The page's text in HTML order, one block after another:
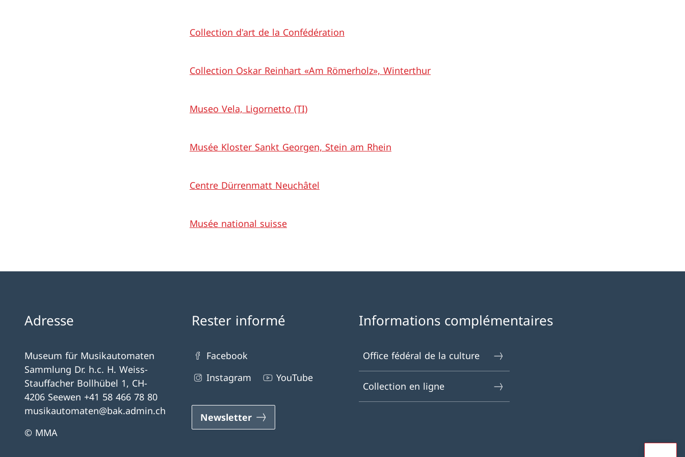
Collection d'art de la Confédération
Collection Oskar Reinhart «Am Römerholz», Winterthur
Museo Vela, Ligornetto (TI)
Musée Kloster Sankt Georgen, Stein am Rhein
Centre Dürrenmatt Neuchâtel
Musée national suisse
Adresse
Museum für Musikautomaten
Sammlung Dr. h.c. H. Weiss-
Stauffacher Bollhübel 1, CH-
4206 Seewen +41 58 466 78 80
musikautomaten@bak.admin.ch
© MMA
Rester informé
Facebook
Instagram
YouTube
Newsletter
Informations complémentaires
Office fédéral de la culture
Collection en ligne